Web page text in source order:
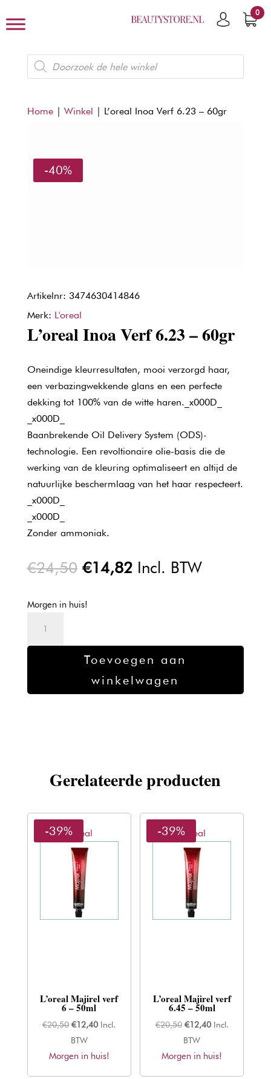
0
Producten
zoeken
Home| Winkel | L’oreal Inoa Verf 6.23 – 60gr
-40%
Artikelnr: 3474630414846
Merk: L'oreal
L’oreal Inoa Verf 6.23 – 60gr
Oneindige kleurresultaten, mooi verzorgd haar,
een verbazingwekkende glans en een perfecte
dekking tot 100% van de witte haren._x000D_
_x000D_
Baanbrekende Oil Delivery System (ODS)-
technologie. Een revoltionaire olie-basis die de
werking van de kleuring optimaliseert en altijd de
natuurlijke beschermlaag van het haar respecteert.
_x000D_
_x000D_
Zonder ammoniak.
€24,50 Oorspronkelijke
was:
€14,82Huidige
Incl. BTW
Morgen in huis!
Toevoegen aan
winkelwagen
Gerelateerde producten
L'oreal
-39%
L’oreal Majirel verf
6 – 50ml
€20,50 Oorspronkelijke
prijs
was:
€12,40Huidige
is:
Incl.
BTW
Morgen in huis!
L'oreal
-39%
L’oreal Majirel verf
6.45 – 50ml
€20,50 Oorspronkelijke
prijs
was:
€12,40Huidige
is:
Incl.
BTW
Morgen in huis!